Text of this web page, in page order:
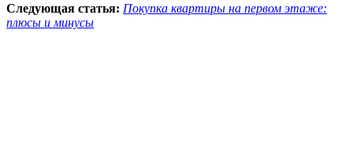
Следующая статья: Покупка квартиры на первом этаже:
плюсы и минусы